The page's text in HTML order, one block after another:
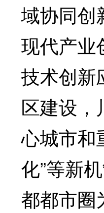
域协同创
现代产业
技术创新
区建设，
心城市和
化”等新
都都市圈